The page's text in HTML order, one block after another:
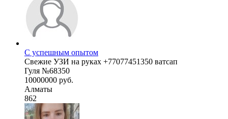
С успешным опытом
Свежие УЗИ на руках +77077451350 ватсап
Гуля №68350
10000000 руб.
Алматы
862